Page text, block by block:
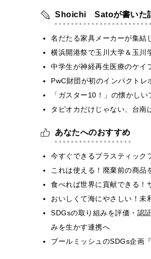
Shoichi Satoが書いた
名だたる家具メーカーが集
横浜開港祭で玉川大学＆玉
中学生が神経再生医療のケ
PwC財団が初のインパクト
「ガスター10！」の懐かし
タピオカだけじゃない、台
あなたへのおすすめ
今すぐできるプラスティック
これは使える！廃棄前の商品
食べれば世界に貢献できる！
おいしくて海にやさしい！未
SDGsの取り組みを評価・認
みを生かす連携へ
ブールミッシュのSDGs企画